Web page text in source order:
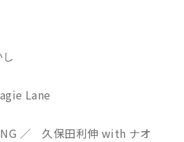
Lane
／ 久保田利伸 with ナオ